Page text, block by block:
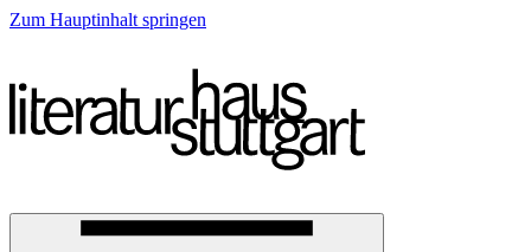
Zum Hauptinhalt springen